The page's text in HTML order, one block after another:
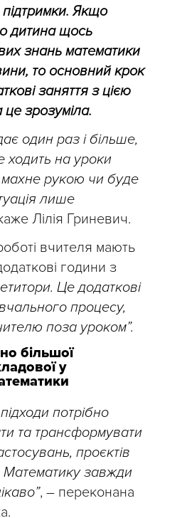
Якщо
дитина щось
знань математики
то основний крок
заняття з цією
зрозуміла.
один раз і більше,
ходить на уроки
рукою чи буде
лише
Лілія Гриневич.
вчителя мають
години з
Це додаткові
процесу,
поза уроком”.
більшої
у
потрібно
та трансформувати
проєктів
Математику завжди
, – переконана